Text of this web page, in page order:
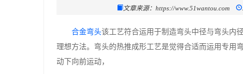
文章来源：https://www.51wantou.com
合金弯头该工艺符合运用于制造弯头中径与弯头内
理想方法。弯头的热推成形工艺是觉得合适而运用专用
动下向前运动，